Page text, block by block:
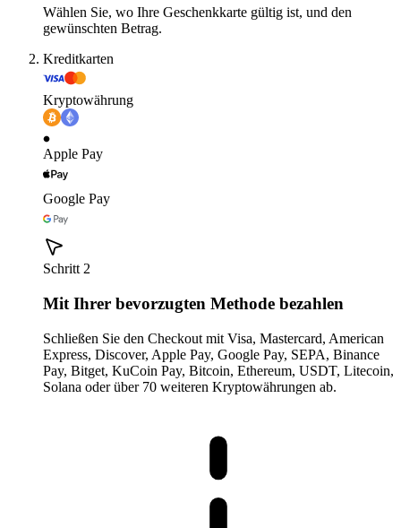
Wählen Sie, wo Ihre Geschenkkarte gültig ist, und den
gewünschten Betrag.
Kreditkarten
Kryptowährung
Apple Pay
Google Pay
Schritt 2
Mit Ihrer bevorzugten Methode bezahlen
Schließen Sie den Checkout mit Visa, Mastercard, American
Express, Discover, Apple Pay, Google Pay, SEPA, Binance
Pay, Bitget, KuCoin Pay, Bitcoin, Ethereum, USDT, Litecoin,
Solana oder über 70 weiteren Kryptowährungen ab.